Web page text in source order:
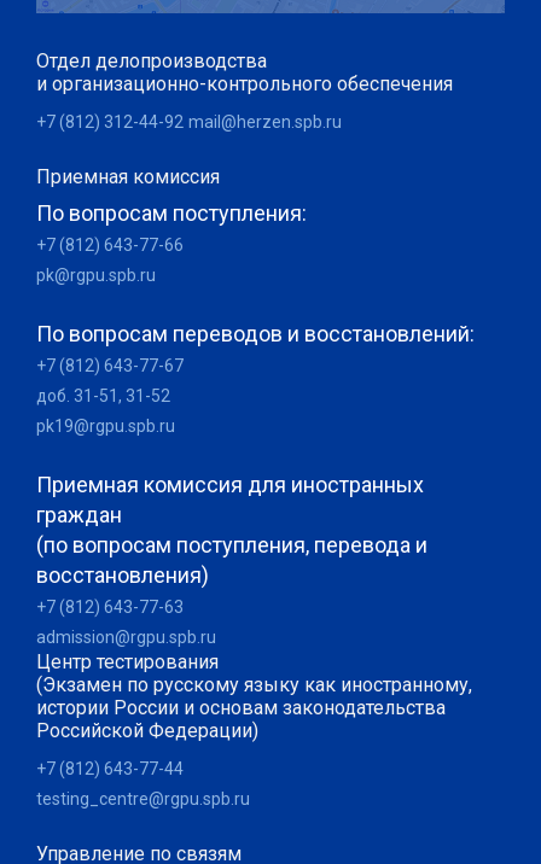
Отдел делопроизводства
и организационно-контрольного обеспечения
+7 (812) 312-44-92 mail@herzen.spb.ru
Приемная комиссия
По вопросам поступления:
+7 (812) 643-77-66
pk@rgpu.spb.ru
По вопросам переводов и восстановлений:
+7 (812) 643-77-67
доб. 31-51, 31-52
pk19@rgpu.spb.ru
Приемная комиссия для иностранных
граждан
(по вопросам поступления, перевода и
восстановления)
+7 (812) 643-77-63
admission@rgpu.spb.ru
Центр тестирования
(Экзамен по русскому языку как иностранному,
истории России и основам законодательства
Российской Федерации)
+7 (812) 643-77-44
testing_centre@rgpu.spb.ru
Управление по связям